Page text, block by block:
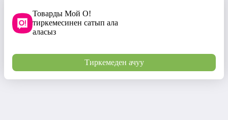
Товарды Мой О!
тиркемесинен сатып ала
аласыз
Тиркемеден ачуу